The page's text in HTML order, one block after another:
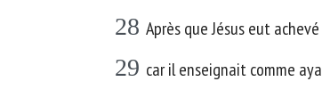
28 Après que Jésus eut
29 car il enseignait comme